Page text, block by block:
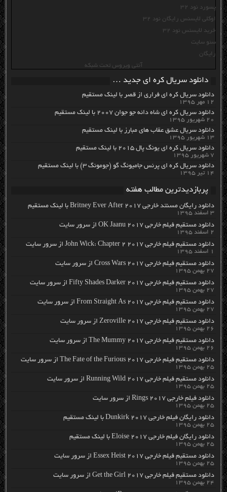
پسورد نود 32
اوکلی لایسنس رایگان نود 32
خرید لایسنس نود 32
سئو سایت
رایگان
آنتی ویروس تحت شبکه
دانلود سریال کره ای جدید …
دانلود سریال کره ای فراری از قصر با لینک مستقیم
۱۲ مهر ۱۳۹۵
دانلود سریال کره ای شاه دائه جو جوان ۲۰۰۷ با لینک مستقیم
۲۰ شهریور ۱۳۹۵
دانلود سریال عشق عقاب های مبارز با لینک مستقیم
۱۳ شهریور ۱۳۹۵
دانلود سریال کره ای یونگ پال ۲۰۱۵ با لینک مستقیم
۷ شهریور ۱۳۹۵
دانلود سریال کره ای پرنس جامیونگ گو (جومونگ ۳) با لینک مستقیم
۱۴ تیر ۱۳۹۵
پربازدیدترین مطالب هفته
دانلود رایگان مسنتد خارجی Britney Ever After 2017 با لینک مستقیم
۳ اسفند ۱۳۹۵
دانلود مستقیم فیلم خارجی OK Jaanu 2017 از سرور سایت
۲ اسفند ۱۳۹۵
دانلود مستقیم فیلم خارجی John Wick: Chapter 2 2017 از سرور سایت
۱ اسفند ۱۳۹۵
دانلود مستقیم فیلم خارجی Cross Wars 2017 از سرور سایت
۲۷ بهمن ۱۳۹۵
دانلود مستقیم فیلم خارجی Fifty Shades Darker 2017 از سرور سایت
۲۷ بهمن ۱۳۹۵
دانلود مستقیم فیلم خارجی From Straight As 2017 از سرور سایت
۲۷ بهمن ۱۳۹۵
دانلود مستقیم فیلم خارجی Zeroville 2017 از سرور سایت
۲۶ بهمن ۱۳۹۵
دانلود مستقیم فیلم خارجی The Mummy 2017 از سرور سایت
۲۶ بهمن ۱۳۹۵
دانلود مستقیم فیلم خارجی The Fate of the Furious 2017 از سرور سایت
۲۵ بهمن ۱۳۹۵
دانلود مستقیم فیلم خارجی Running Wild 2017 از سرور سایت
۲۵ بهمن ۱۳۹۵
دانلود فیلم خارجی Rings 2017 از سرور سایت
۲۵ بهمن ۱۳۹۵
دانلود رایگان فیلم خارجی Dunkirk 2017 با لینک مستقیم
۲۵ بهمن ۱۳۹۵
دانلود رایگان فیلم خارجی Eloise 2017 با لینک مستقیم
۲۵ بهمن ۱۳۹۵
دانلود مستقیم فیلم خارجی Essex Heist 2017 از سرور سایت
۲۵ بهمن ۱۳۹۵
دانلود مستقیم فیلم خارجی Get the Girl 2017 از سرور سایت
۲۴ بهمن ۱۳۹۵